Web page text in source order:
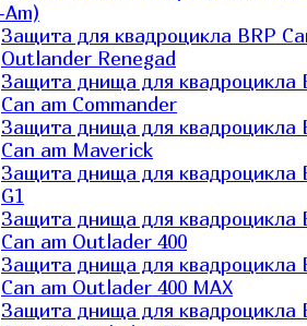
Am)
Защита для квадроцикла BRP
Outlander Renegad
Защита днища для квадроцикла
Can am Commander
Защита днища для квадроцикла
Can am Maverick
Защита днища для квадроцикла
G1
Защита днища для квадроцикла
Can am Outlader 400
Защита днища для квадроцикла
Can am Outlader 400 MAX
Защита днища для квадроцикла